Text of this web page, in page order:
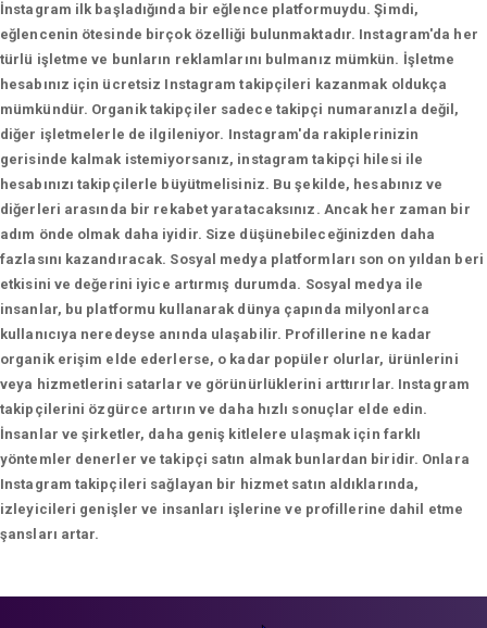
İnstagram ilk başladığında bir eğlence platformuydu. Şimdi,
eğlencenin ötesinde birçok özelliği bulunmaktadır. Instagram'da her
türlü işletme ve bunların reklamlarını bulmanız mümkün. İşletme
hesabınız için ücretsiz Instagram takipçileri kazanmak oldukça
mümkündür. Organik takipçiler sadece takipçi numaranızla değil,
diğer işletmelerle de ilgileniyor. Instagram'da rakiplerinizin
gerisinde kalmak istemiyorsanız, instagram takipçi hilesi ile
hesabınızı takipçilerle büyütmelisiniz. Bu şekilde, hesabınız ve
diğerleri arasında bir rekabet yaratacaksınız. Ancak her zaman bir
adım önde olmak daha iyidir. Size düşünebileceğinizden daha
fazlasını kazandıracak. Sosyal medya platformları son on yıldan beri
etkisini ve değerini iyice artırmış durumda. Sosyal medya ile
insanlar, bu platformu kullanarak dünya çapında milyonlarca
kullanıcıya neredeyse anında ulaşabilir. Profillerine ne kadar
organik erişim elde ederlerse, o kadar popüler olurlar, ürünlerini
veya hizmetlerini satarlar ve görünürlüklerini arttırırlar. Instagram
takipçilerini özgürce artırın ve daha hızlı sonuçlar elde edin.
İnsanlar ve şirketler, daha geniş kitlelere ulaşmak için farklı
yöntemler denerler ve takipçi satın almak bunlardan biridir. Onlara
Instagram takipçileri sağlayan bir hizmet satın aldıklarında,
izleyicileri genişler ve insanları işlerine ve profillerine dahil etme
şansları artar.